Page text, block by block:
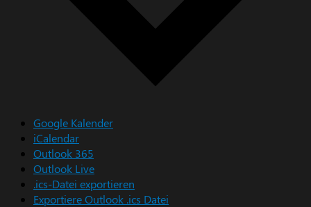
Google Kalender
iCalendar
Outlook 365
Outlook Live
.ics-Datei exportieren
Exportiere Outlook .ics Datei